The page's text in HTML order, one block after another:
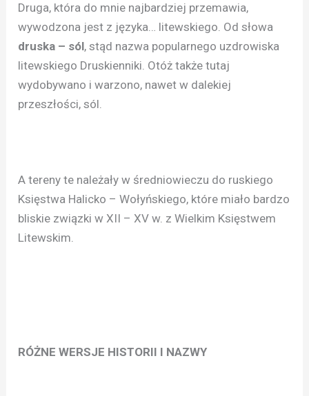
Druga, która do mnie najbardziej przemawia,
wywodzona jest z języka… litewskiego. Od słowa
druska – sól, stąd nazwa popularnego uzdrowiska
litewskiego Druskienniki. Otóż także tutaj
wydobywano i warzono, nawet w dalekiej
przeszłości, sól.
A tereny te należały w średniowieczu do ruskiego
Księstwa Halicko – Wołyńskiego, które miało bardzo
bliskie związki w XII – XV w. z Wielkim Księstwem
Litewskim.
RÓŻNE WERSJE HISTORII I NAZWY